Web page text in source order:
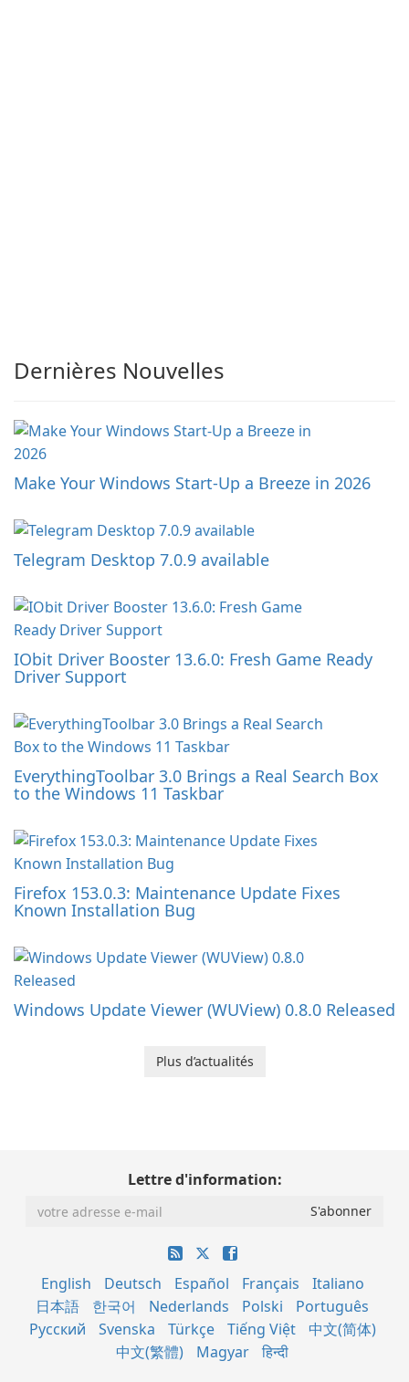
Dernières Nouvelles
Make Your Windows Start-Up a Breeze in 2026
Telegram Desktop 7.0.9 available
IObit Driver Booster 13.6.0: Fresh Game Ready
Driver Support
EverythingToolbar 3.0 Brings a Real Search Box
to the Windows 11 Taskbar
Firefox 153.0.3: Maintenance Update Fixes
Known Installation Bug
Windows Update Viewer (WUView) 0.8.0 Released
Plus d’actualités
Lettre d'information:
English Deutsch Español Français
Italiano
日本語
한국어 Nederlands Polski
Português
Русский
Svenska Türkçe Tiếng Việt
中文(简体)
中文(繁體)
Magyar हिन्दी